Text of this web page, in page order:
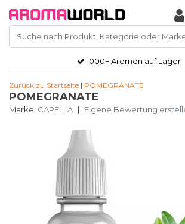
1000+ Aromen auf Lager
Zurück zu Startseite | POMEGRANATE
POMEGRANATE
Marke: CAPELLA | Eigene Bewertung